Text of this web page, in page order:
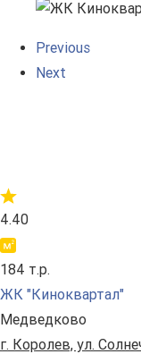
Previous
Next
4.40
184 т.р.
ЖК "Киноквартал"
Медведково
г. Королев, ул.